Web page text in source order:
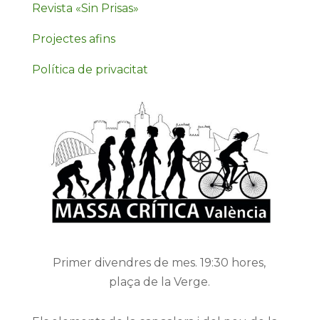
Revista «Sin Prisas»
Projectes afins
Política de privacitat
Primer divendres de mes. 19:30 hores,
plaça de la Verge.